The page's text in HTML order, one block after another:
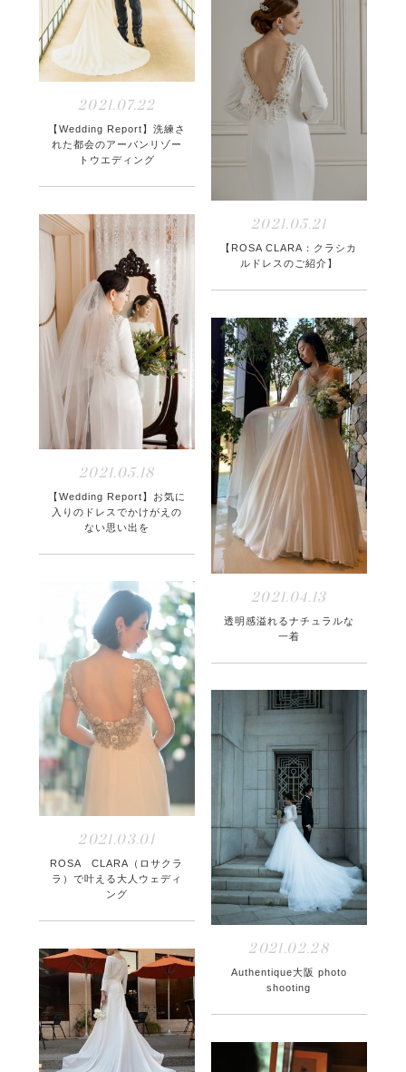
2021.07.22
【Wedding Report】洗練さ
れた都会のアーバンリゾー
トウエディング
2021.05.21
【ROSA CLARA：クラシカ
ルドレスのご紹介】
2021.05.18
【Wedding Report】お気に
入りのドレスでかけがえの
ない思い出を
2021.04.13
透明感溢れるナチュラルな
一着
2021.03.01
ROSA CLARA（ロサクラ
ラ）で叶える大人ウェディ
ング
2021.02.28
Authentique大阪 photo
shooting